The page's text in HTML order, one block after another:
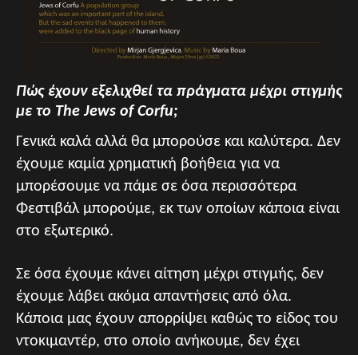
Πώς έχουν εξελιχθεί τα πράγματα μέχρι στιγμής
με το The Jews of Corfu;
Γενικά καλά αλλά θα μπορούσε και καλύτερα. Δεν
έχουμε καμία χρηματική βοήθεια για να
μπορέσουμε να πάμε σε όσα περισσότερα
Φεστιβάλ μπορούμε, εκ των οποίων κάποια είναι
στο εξωτερικό.
Σε όσα έχουμε κάνει αίτηση μέχρι στιγμής, δεν
έχουμε λάβει ακόμα απαντήσεις από όλα.
Κάποια μας έχουν απορρίψει καθώς το είδος του
ντοκιμαντέρ, στο οποίο ανήκουμε, δεν έχει